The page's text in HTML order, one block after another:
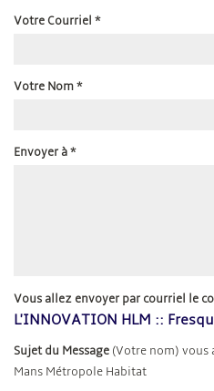
Votre Courriel *
Votre Nom*
Envoyer à*
Vous allez envoyer par courriel le
L'INNOVATION HLM ::
Sujet du Message (Votre nom) vous
Mans Métropole Habitat